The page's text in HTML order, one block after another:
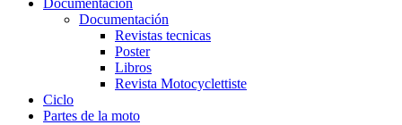
Documentación
Documentación
Revistas tecnicas
Poster
Libros
Revista Motocyclettiste
Ciclo
Partes de la moto